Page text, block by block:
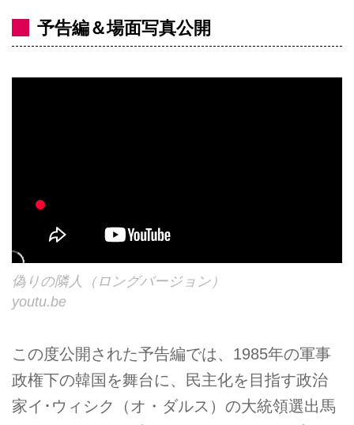
予告編＆場面写真公開
偽りの隣人（ロングバージョン）
youtu.be
この度公開された予告編では、1985年の軍事
政権下の韓国を舞台に、民主化を目指す政治
家イ･ウィシク（オ・ダルス）の大統領選出馬